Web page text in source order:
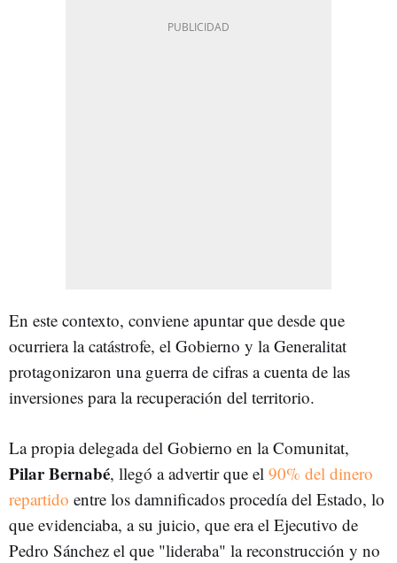
En este contexto, conviene apuntar que desde que
ocurriera la catástrofe, el Gobierno y la Generalitat
protagonizaron una guerra de cifras a cuenta de las
inversiones para la recuperación del territorio.
La propia delegada del Gobierno en la Comunitat,
Pilar Bernabé, llegó a advertir que el 90% del dinero
repartido entre los damnificados procedía del Estado, lo
que evidenciaba, a su juicio, que era el Ejecutivo de
Pedro Sánchez el que "lideraba" la reconstrucción y no